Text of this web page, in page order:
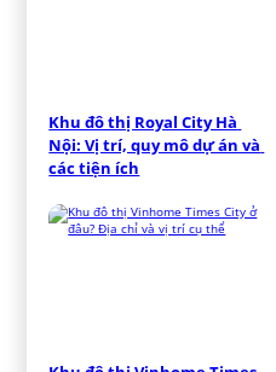
Khu đô thị Royal City Hà
Nội: Vị trí, quy mô dự án và
các tiện ích